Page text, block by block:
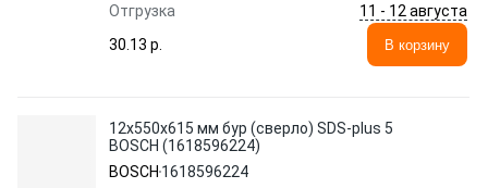
Отгрузка
11 - 12 августа
30.13 p.
В корзину
12х550х615 мм бур (сверло) SDS-plus 5
BOSCH (1618596224)
BOSCH 1618596224